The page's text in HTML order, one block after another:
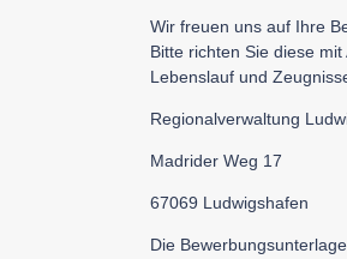
Wir freuen uns auf Ihre
Bitte richten Sie diese mit
Lebenslauf und
Regionalverwaltung
Madrider Weg 17
67069 Ludwigshafen
Die